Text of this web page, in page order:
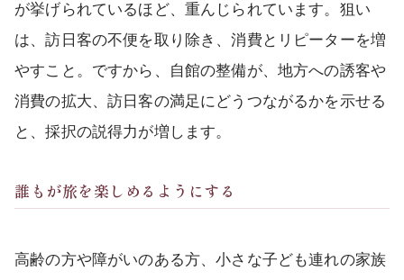
が挙げられているほど、重んじられています。狙い
は、訪日客の不便を取り除き、消費とリピーターを増
やすこと。ですから、自館の整備が、地方への誘客や
消費の拡大、訪日客の満足にどうつながるかを示せる
と、採択の説得力が増します。
誰もが旅を楽しめるようにする
高齢の方や障がいのある方、小さな子ども連れの家族